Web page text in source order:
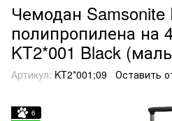
Чемодан Samsonite
полипропилена на
KT2*001 Black
Артикул: KT2*001;09 Оставить
6